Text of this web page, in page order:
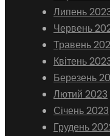
Липень
Червень
Травень
Квітень
Березень
Лютий 2023
Січень 2023
Грудень